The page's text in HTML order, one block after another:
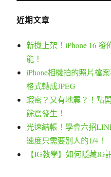
近期文章
新機上架！iPhone 16
能！
iPhone相機拍的照片檔
格式轉成JPEG
蝦密？又有地震？！點
餘震發生！
光速結帳！學會六招
速度只需要別人的1/4！
【IG教學】如何隱藏IG